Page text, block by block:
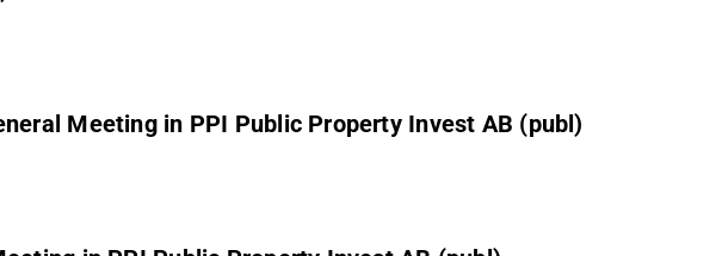
Meeting in PPI Public Property Invest AB (publ)